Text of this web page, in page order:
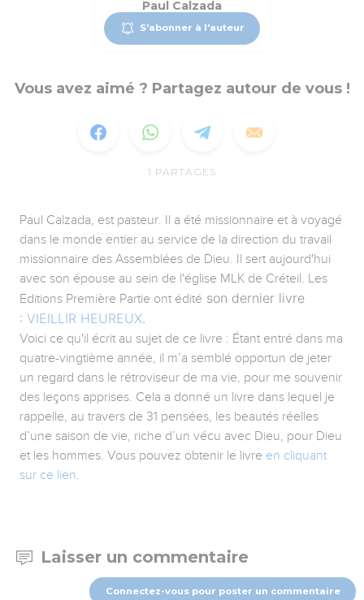
Paul Calzada
S'abonner à l'auteur
Vous avez aimé ? Partagez autour de vous !
1 PARTAGES
Paul Calzada, est pasteur. Il a été missionnaire et à voyagé
dans le monde entier au service de la direction du travail
missionnaire des Assemblées de Dieu. Il sert aujourd'hui
avec son épouse au sein de l'église MLK de Créteil. Les
Editions Première Partie ont édité son dernier livre
: VIEILLIR HEUREUX.
Voici ce qu'il écrit au sujet de ce livre : Étant entré dans ma
quatre-vingtième année, il m’a semblé opportun de jeter
un regard dans le rétroviseur de ma vie, pour me souvenir
des leçons apprises. Cela a donné un livre dans lequel je
rappelle, au travers de 31 pensées, les beautés réelles
d’une saison de vie, riche d’un vécu avec Dieu, pour Dieu
et les hommes. Vous pouvez obtenir le livre en cliquant
sur ce lien.
Laisser un commentaire
Connectez-vous pour poster un commentaire